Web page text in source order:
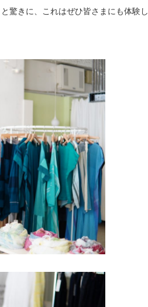
驚きに、これはぜひ皆さまにも体験し